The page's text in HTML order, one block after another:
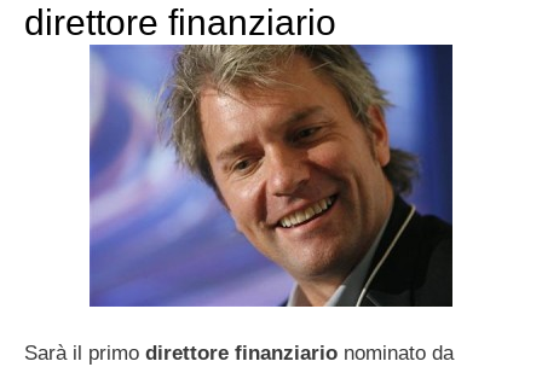
direttore finanziario
Sarà il primo direttore finanziario nominato da